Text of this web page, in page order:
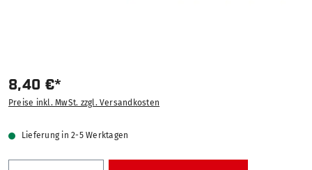
8,40 €*
Preise inkl. MwSt. zzgl. Versandkosten
Lieferung in 2-5 Werktagen